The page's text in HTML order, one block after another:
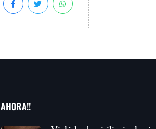
AHORA!!